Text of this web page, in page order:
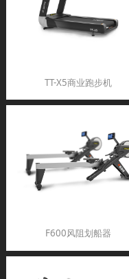
TT-X5商业跑步机
F600风阻划船器